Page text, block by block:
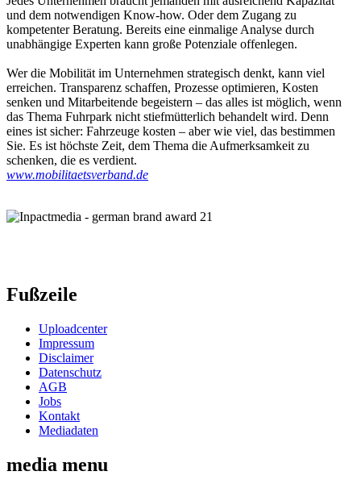
und dem notwendigen Know-how. Oder dem Zugang zu
kompetenter Beratung. Bereits eine einmalige Analyse durch
unabhängige Experten kann große Potenziale offenlegen.
Wer die Mobilität im Unternehmen strategisch denkt, kann viel
erreichen. Transparenz schaffen, Prozesse optimieren, Kosten
senken und Mitarbeitende begeistern – das alles ist möglich, wenn
das Thema Fuhrpark nicht stiefmütterlich behandelt wird. Denn
eines ist sicher: Fahrzeuge kosten – aber wie viel, das bestimmen
Sie. Es ist höchste Zeit, dem Thema die Aufmerksamkeit zu
schenken, die es verdient.
www.mobilitaetsverband.de
Fußzeile
Uploadcenter
Impressum
Disclaimer
Datenschutz
AGB
Jobs
Kontakt
Mediadaten
media menu